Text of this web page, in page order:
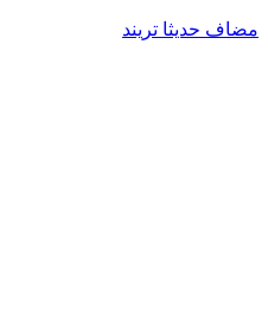
مضاف حديثا تريند